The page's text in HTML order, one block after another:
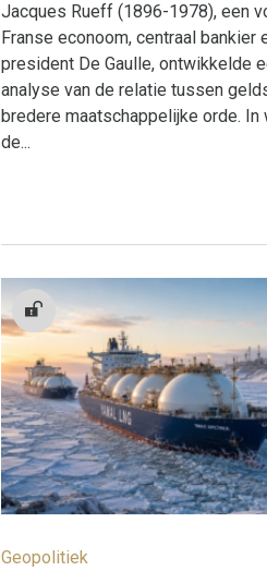
Jacques Rueff (1896-1978), een
Franse econoom, centraal bankier
president De Gaulle, ontwikkelde
analyse van de relatie tussen
bredere maatschappelijke orde. In
de...
Geopolitiek